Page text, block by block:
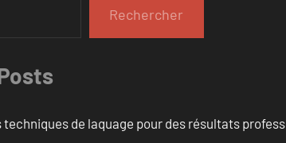
Rechercher
techniques de laquage pour des résultats